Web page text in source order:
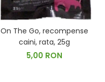
On The Go, recompense
caini, rata, 25g
5,00 RON